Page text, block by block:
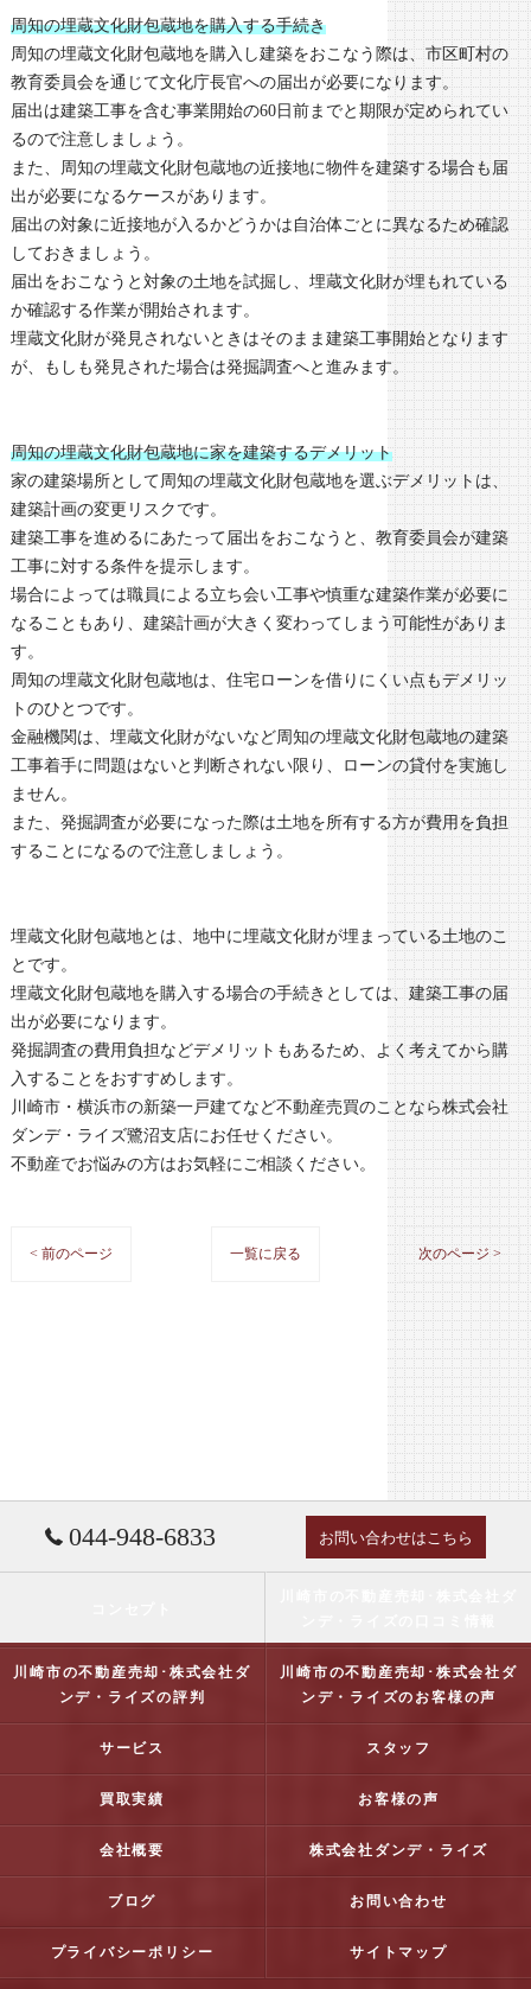
周知の埋蔵文化財包蔵地を購入する手続き
周知の埋蔵文化財包蔵地を購入し建築をおこなう際は、市区町村の
教育委員会を通じて文化庁長官への届出が必要になります。
届出は建築工事を含む事業開始の60日前までと期限が定められてい
るので注意しましょう。
また、周知の埋蔵文化財包蔵地の近接地に物件を建築する場合も届
出が必要になるケースがあります。
届出の対象に近接地が入るかどうかは自治体ごとに異なるため確認
しておきましょう。
届出をおこなうと対象の土地を試掘し、埋蔵文化財が埋もれている
か確認する作業が開始されます。
埋蔵文化財が発見されないときはそのまま建築工事開始となります
が、もしも発見された場合は発掘調査へと進みます。
周知の埋蔵文化財包蔵地に家を建築するデメリット
家の建築場所として周知の埋蔵文化財包蔵地を選ぶデメリットは、
建築計画の変更リスクです。
建築工事を進めるにあたって届出をおこなうと、教育委員会が建築
工事に対する条件を提示します。
場合によっては職員による立ち会い工事や慎重な建築作業が必要に
なることもあり、建築計画が大きく変わってしまう可能性がありま
す。
周知の埋蔵文化財包蔵地は、住宅ローンを借りにくい点もデメリッ
トのひとつです。
金融機関は、埋蔵文化財がないなど周知の埋蔵文化財包蔵地の建築
工事着手に問題はないと判断されない限り、ローンの貸付を実施し
ません。
また、発掘調査が必要になった際は土地を所有する方が費用を負担
することになるので注意しましょう。
埋蔵文化財包蔵地とは、地中に埋蔵文化財が埋まっている土地のこ
とです。
埋蔵文化財包蔵地を購入する場合の手続きとしては、建築工事の届
出が必要になります。
発掘調査の費用負担などデメリットもあるため、よく考えてから購
入することをおすすめします。
川崎市・横浜市の新築一戸建てなど不動産売買のことなら株式会社
ダンデ・ライズ鷺沼支店にお任せください。
不動産でお悩みの方はお気軽にご相談ください。
< 前のページ 一覧に戻る 次のページ >
044-948-6833 お問い合わせはこちら
川崎市の不動産売却･株式会社ダ
ンデ・ライズの評判
川崎市の不動産売却･株式会社ダ
ンデ・ライズのお客様の声
サービス スタッフ
買取実績 お客様の声
会社概要 株式会社ダンデ・ライズ
ブログ お問い合わせ
プライバシーポリシー サイトマップ